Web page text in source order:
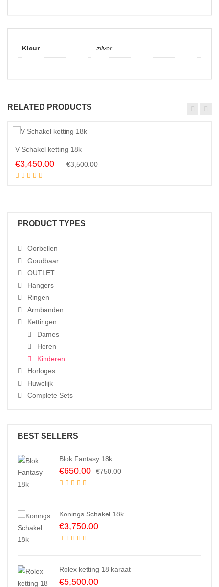
Kleur zilver
RELATED PRODUCTS
V Schakel ketting 18k
€3,500.00Original
€3,450.00
Current
PRODUCT TYPES
Oorbellen
Goudbaar
OUTLET
Hangers
Ringen
Armbanden
Kettingen
Dames
Heren
Kinderen
Horloges
Huwelijk
Complete Sets
BEST SELLERS
Blok Fantasy 18k
€750.00Original
€650.00
Current
Konings Schakel 18k
€3,750.00
Rolex ketting 18 karaat
€5,500.00